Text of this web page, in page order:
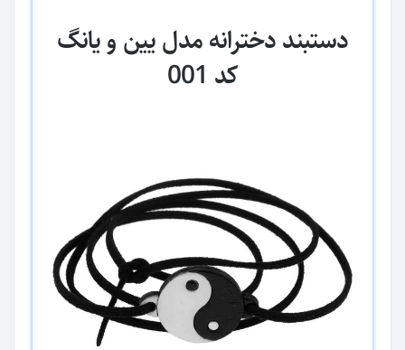
دستبند دخترانه مدل یین و یانگ
کد 001